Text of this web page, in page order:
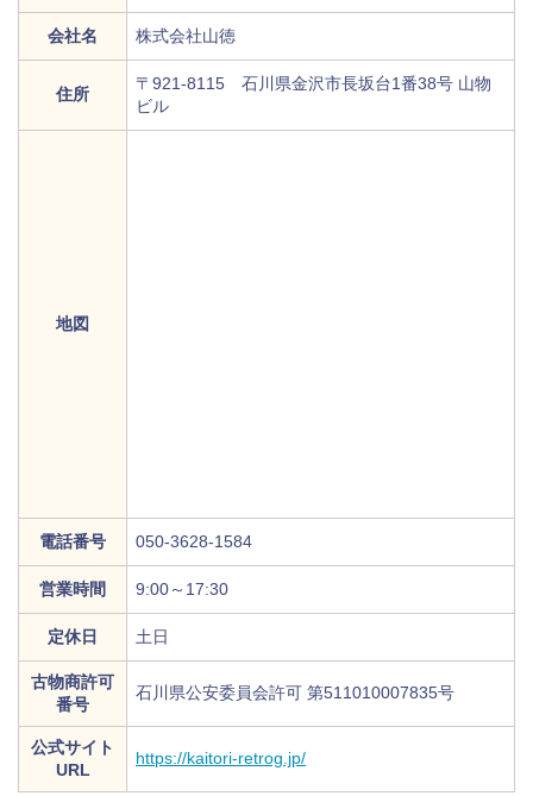
会社名 株式会社山徳
住所
〒921-8115 石川県金沢市長坂台1番38号 山物
ビル
地図
電話番号 050-3628-1584
営業時間 9:00～17:30
定休日 土日
古物商許可
番号
石川県公安委員会許可 第511010007835号
公式サイト
URL
https://kaitori-retrog.jp/